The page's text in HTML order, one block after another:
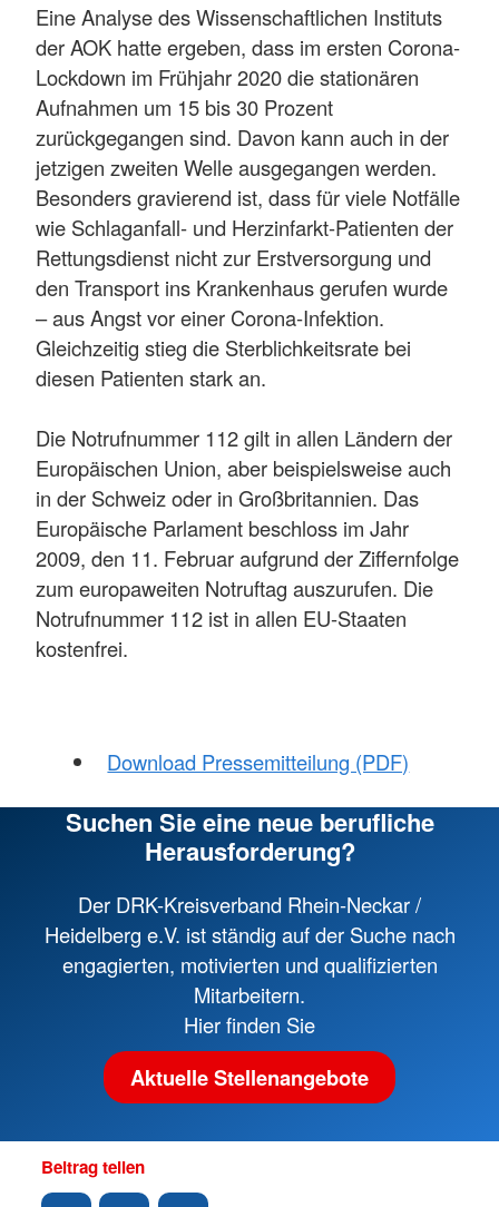
Eine Analyse des Wissenschaftlichen Instituts
der AOK hatte ergeben, dass im ersten Corona-
Lockdown im Frühjahr 2020 die stationären
Aufnahmen um 15 bis 30 Prozent
zurückgegangen sind. Davon kann auch in der
jetzigen zweiten Welle ausgegangen werden.
Besonders gravierend ist, dass für viele Notfälle
wie Schlaganfall- und Herzinfarkt-Patienten der
Rettungsdienst nicht zur Erstversorgung und
den Transport ins Krankenhaus gerufen wurde
– aus Angst vor einer Corona-Infektion.
Gleichzeitig stieg die Sterblichkeitsrate bei
diesen Patienten stark an.
Die Notrufnummer 112 gilt in allen Ländern der
Europäischen Union, aber beispielsweise auch
in der Schweiz oder in Großbritannien. Das
Europäische Parlament beschloss im Jahr
2009, den 11. Februar aufgrund der Ziffernfolge
zum europaweiten Notruftag auszurufen. Die
Notrufnummer 112 ist in allen EU-Staaten
kostenfrei.
Download Pressemitteilung (PDF)
Suchen Sie eine neue berufliche
Herausforderung?
Der DRK-Kreisverband Rhein-Neckar /
Heidelberg e.V. ist ständig auf der Suche nach
engagierten, motivierten und qualifizierten
Mitarbeitern.
Hier finden Sie
Aktuelle Stellenangebote
Beitrag teilen